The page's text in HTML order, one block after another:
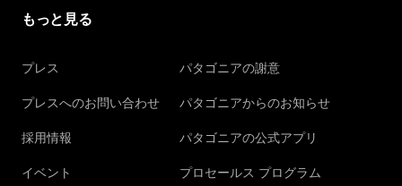
もっと見る
プレス
プレスへのお問い合わせ
採用情報
イベント
パタゴニアの謝意
パタゴニアからのお知らせ
パタゴニアの公式アプリ
プロセールス プログラム